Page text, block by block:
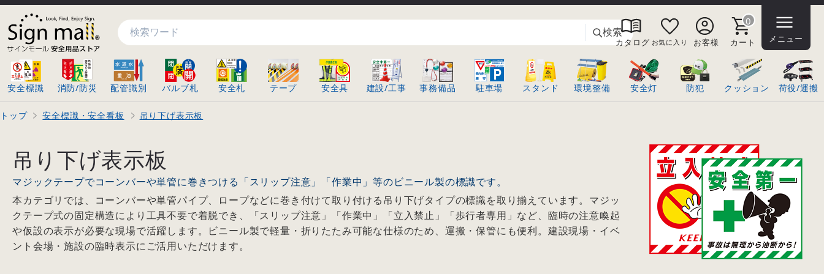
検索
検索
カタログ お気に入り お客様
0
カート メニュー
安全標識 消防/防災 配管識別 バルブ札 安全札 テープ 安全具 建設/工事 事務備品 駐車場 スタンド 環境整備 安全灯 防犯 クッション 荷役/運搬
トップ 安全標識・安全看板 吊り下げ表示板
吊り下げ表示板
マジックテープでコーンバーや単管に巻きつける「スリップ注意」「作業中」等のビニール製の標識です。
本カテゴリでは、コーンバーや単管パイプ、ロープなどに巻き付けて取り付ける吊り下げタイプの標識を取り揃えています。マジッ
クテープ式の固定構造により工具不要で着脱でき、「スリップ注意」「作業中」「立入禁止」「歩行者専用」など、臨時の注意喚起
や仮設の表示が必要な現場で活躍します。ビニール製で軽量・折りたたみ可能な仕様のため、運搬・保管にも便利。建設現場・イベ
ント会場・施設の臨時表示にご活用いただけます。